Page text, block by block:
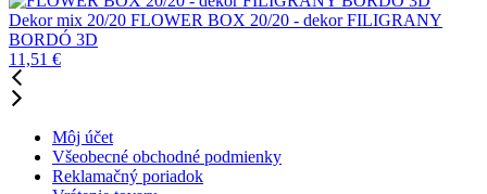
Dekor mix 20/20 FLOWER BOX 20/20 - dekor FILIGRANY
BORDÓ 3D
11,51 €
Môj účet
Všeobecné obchodné podmienky
Reklamačný poriadok